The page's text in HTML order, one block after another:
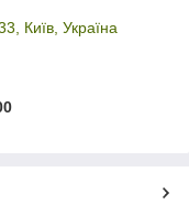
Київ, Україна